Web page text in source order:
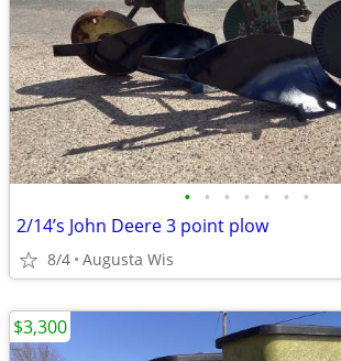
• • • • • • •
2/14’s John Deere 3 point plow
8/4 Augusta Wis
$3,300